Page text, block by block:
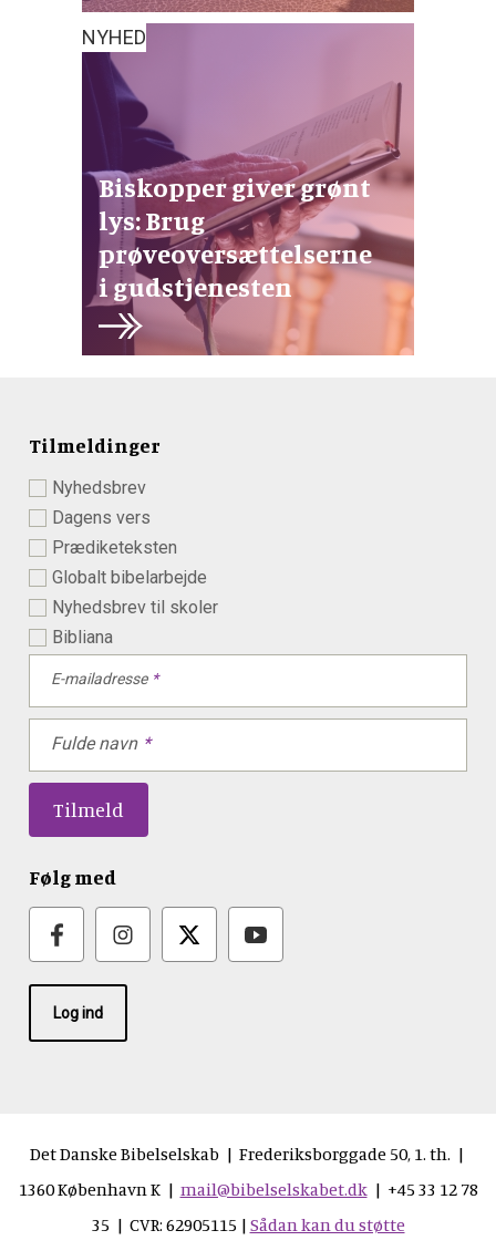
NYHED
Biskopper giver grønt
lys: Brug
prøveoversættelserne
i gudstjenesten
Tilmeldinger
Nyhedsbrev
Dagens vers
Prædiketeksten
Globalt bibelarbejde
Nyhedsbrev til skoler
Bibliana
E-mailadresse
Fulde navn
Følg med
Log ind
Det Danske Bibelselskab | Frederiksborggade 50, 1. th. |
1360 København K | mail@bibelselskabet.dk| +45 33 12 78
35 | CVR: 62905115 | Sådan kan du støtte